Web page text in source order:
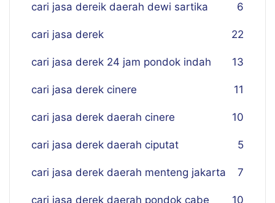
cari jasa dereik daerah dewi sartika 6
cari jasa derek 22
cari jasa derek 24 jam pondok indah 13
cari jasa derek cinere 11
cari jasa derek daerah cinere 10
cari jasa derek daerah ciputat 5
cari jasa derek daerah menteng jakarta 7
cari jasa derek daerah pondok cabe 10